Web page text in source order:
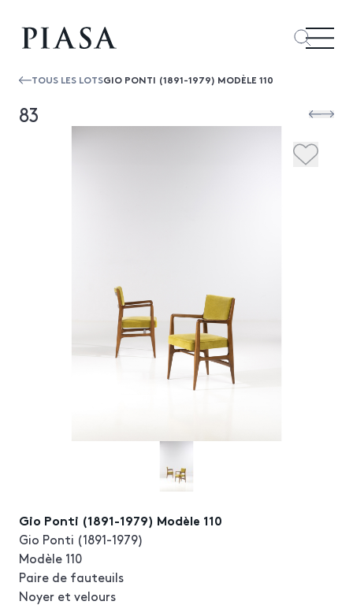
TOUS LES LOTSGIO PONTI (1891-1979) MODÈLE 110
83
Gio Ponti (1891-1979) Modèle 110
Gio Ponti (1891-1979)
Modèle 110
Paire de fauteuils
Noyer et velours